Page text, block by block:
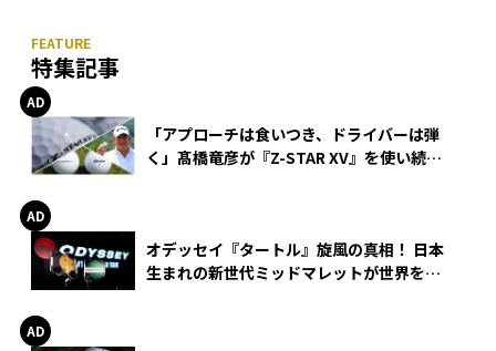
特集記事
「アプローチは食いつき、ドライバーは弾
く」髙橋竜彦が『Z-STAR XV』を使い続け
オデッセイ『タートル』旋風の真相！ 日本
生まれの新世代ミッドマレットが世界を席